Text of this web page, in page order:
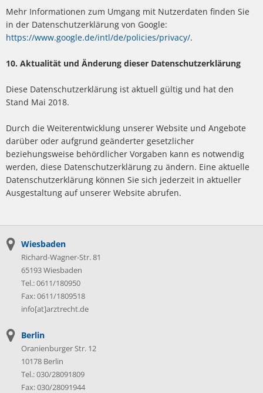
Mehr Informationen zum Umgang mit Nutzerdaten finden Sie
in der Datenschutzerklärung von Google:
https://www.google.de/intl/de/policies/privacy/.
10. Aktualität und Änderung dieser Datenschutzerklärung
Diese Datenschutzerklärung ist aktuell gültig und hat den
Stand Mai 2018.
Durch die Weiterentwicklung unserer Website und Angebote
darüber oder aufgrund geänderter gesetzlicher
beziehungsweise behördlicher Vorgaben kann es notwendig
werden, diese Datenschutzerklärung zu ändern. Eine aktuelle
Datenschutzerklärung können Sie sich jederzeit in aktueller
Ausgestaltung auf unserer Website abrufen.
Wiesbaden
Richard-Wagner-Str. 81
65193 Wiesbaden
Tel.: 0611/180950
Fax: 0611/1809518
info[at]arztrecht.de
Berlin
Oranienburger Str. 12
10178 Berlin
Tel.: 030/28091809
Fax: 030/28091944